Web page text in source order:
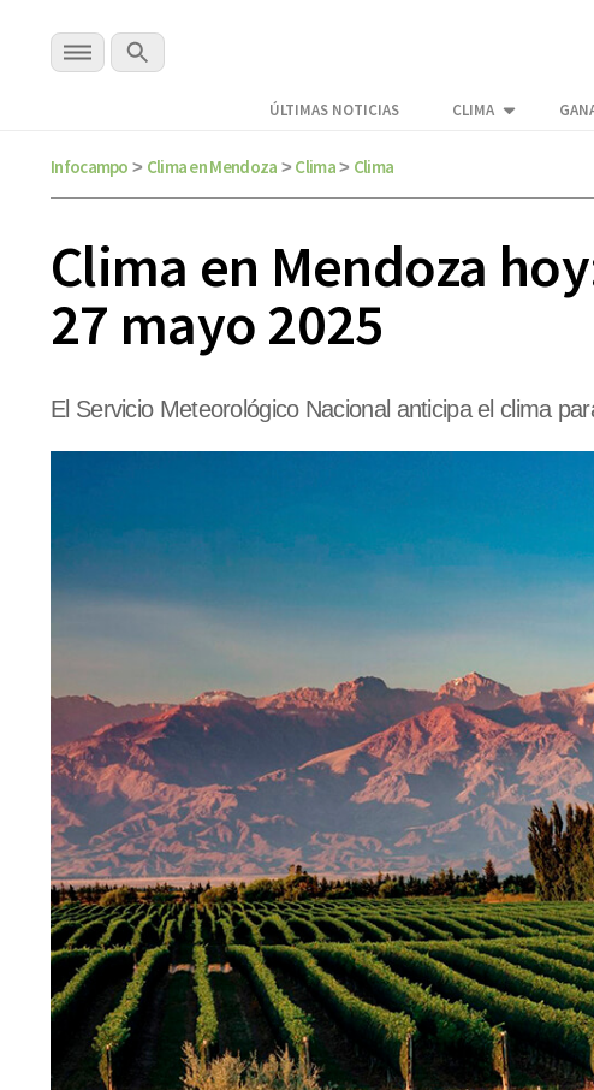
ÚLTIMAS NOTICIAS CLIMA
Infocampo > Clima en Mendoza > Clima> Clima
Clima en Mendoza
27 mayo 2025
El Servicio Meteorológico Nacional anticipa el clima